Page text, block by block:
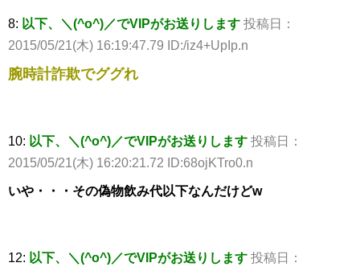
8: 以下、＼(^o^)／でVIPがお送りします 投稿日：
2015/05/21(木) 16:19:47.79 ID:/iz4+UpIp.n
腕時計詐欺でググれ
10: 以下、＼(^o^)／でVIPがお送りします 投稿日：
2015/05/21(木) 16:20:21.72 ID:68ojKTro0.n
いや・・・その偽物飲み代以下なんだけどw
12: 以下、＼(^o^)／でVIPがお送りします 投稿日：